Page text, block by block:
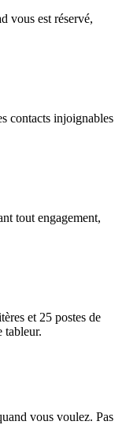
vous est réservé,
contacts injoignables
tout engagement,
et 25 postes de
tableur.
vous voulez. Pas